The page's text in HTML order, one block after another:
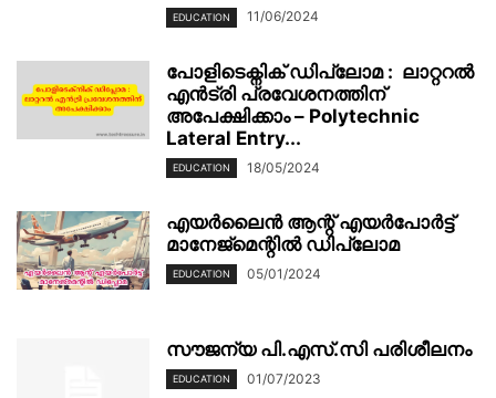
EDUCATION 11/06/2024
പോളിടെക്നിക് ഡിപ്ലോമ : ലാറ്ററൽ
എൻട്രി പ്രവേശനത്തിന്
അപേക്ഷിക്കാം – Polytechnic
Lateral Entry...
EDUCATION 18/05/2024
എയർലൈൻ ആന്റ് എയർപോർട്ട്
മാനേജ്‌മെന്റിൽ ഡിപ്ലോമ
EDUCATION 05/01/2024
സൗജന്യ പി.എസ്.സി പരിശീലനം
EDUCATION 01/07/2023